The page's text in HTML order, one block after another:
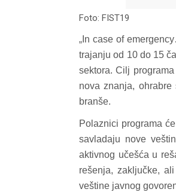
Foto: FIST19
„ In case of
trajanju od 10 do 15
sektora. Cilj
nova znanja,
branše.
Polaznici programa
savladaju nove
aktivnog učešća u
rešenja, zaključke,
veštine javnog